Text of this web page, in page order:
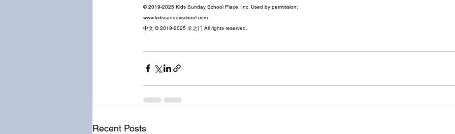
© 2019-2025 Kids Sunday School Place, Inc. Used by permission:
www.kidssundayschool.com
中文 © 2019-2025 羊之门 All rights reserved.
Recent Posts